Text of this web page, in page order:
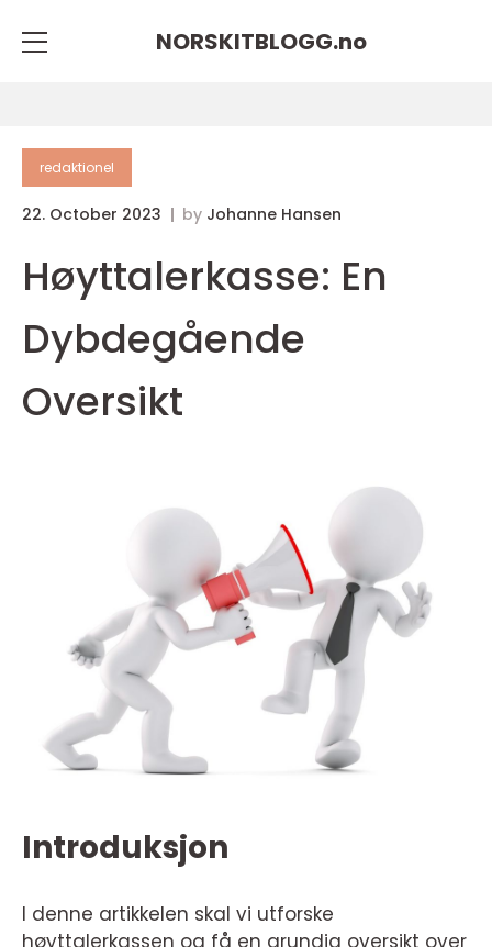
NORSKITBLOGG.no
redaktionel
22. October 2023 by Johanne Hansen
Høyttalerkasse: En
Dybdegående
Oversikt
Introduksjon
I denne artikkelen skal vi utforske
høyttalerkassen og få en grundig oversikt over